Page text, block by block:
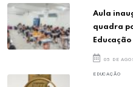
Aula
quadra
Educação
05 DE
EDUCAÇÃO